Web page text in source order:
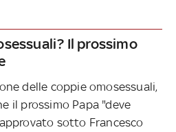
Il prossimo
delle coppie omosessuali,
il prossimo Papa "deve
sotto Francesco